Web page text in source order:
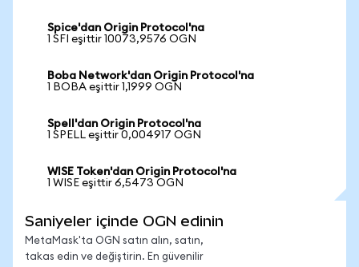
Spice'dan Origin Protocol'na
1 SFI eşittir 10073,9576 OGN
Boba Network'dan Origin Protocol'na
1 BOBA eşittir 1,1999 OGN
Spell'dan Origin Protocol'na
1 SPELL eşittir 0,004917 OGN
WISE Token'dan Origin Protocol'na
1 WISE eşittir 6,5473 OGN
Saniyeler içinde OGN edinin
MetaMask'ta OGN satın alın, satın,
takas edin ve değiştirin. En güvenilir